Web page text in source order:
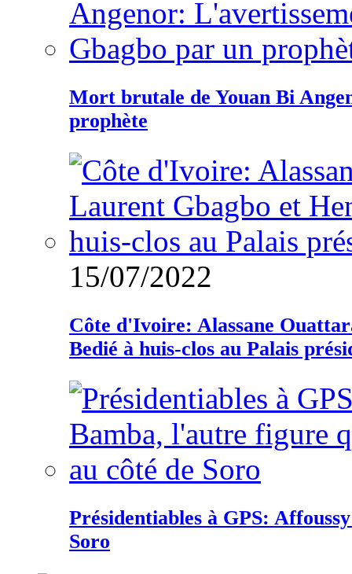
Mort brutale de Youan Bi
prophète
15/07/2022
Côte d'Ivoire: Alassane
Bedié à huis-clos au Palais
Présidentiables à GPS:
Soro